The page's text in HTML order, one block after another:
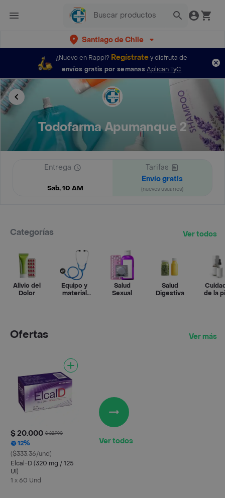
Santiago de Chile
¿Nuevo en Rappi? Regístratey disfruta de
envíos gratis por semanas Aplican TyC
Todofarma Apumanque 2
Entrega
Sab, 10 AM
Tarifas
Envío gratis
(nuevos usuarios)
Categorías Ver todos
Alivio del
Dolor
Equipo y
material
Salud
Sexual
Salud
Digestiva
de la
Ofertas Ver más
$ 20.000 $ 22.990
12%
($333.36/und)
Elcal-D (320 mg / 125
UI)
1 x 60 Und
Ver todos